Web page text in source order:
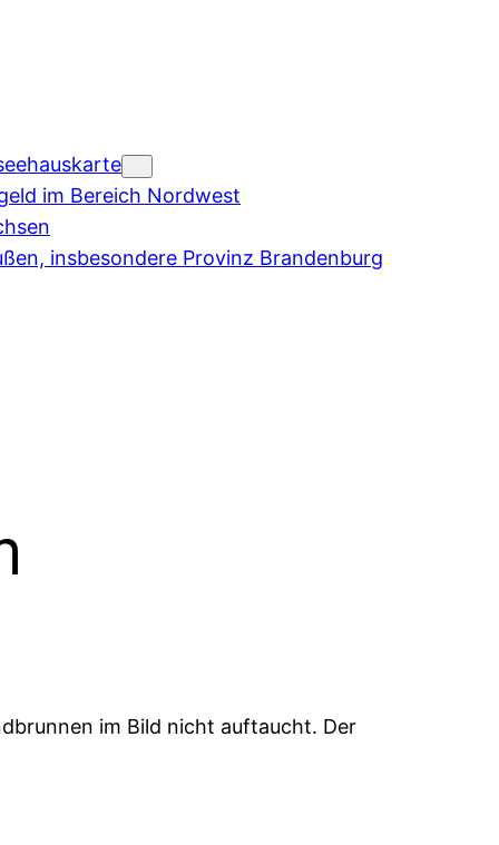
im Bereich Nordwest
insbesondere Provinz Brandenburg
im Bild nicht auftaucht. Der